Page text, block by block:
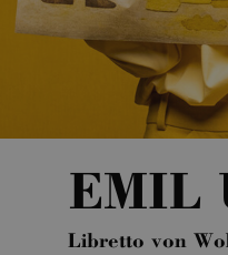
EMIL
Libretto von